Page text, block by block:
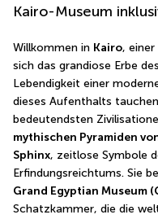
Kairo-Museum
Willkommen in Kairo,
sich das grandiose Erbe
Lebendigkeit einer
dieses Aufenthalts
bedeutendsten
mythischen Pyramiden
Sphinx, zeitlose Symbole
Grand Egyptian Museum
Schatzkammer, die die